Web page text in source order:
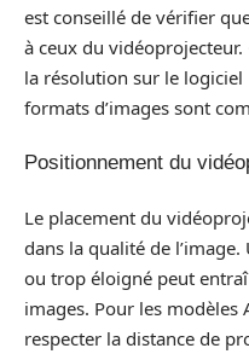
est conseillé de vérifier
à ceux du vidéoprojecteur.
la résolution sur le logiciel
formats d’images sont
Positionnement du
Le placement du
dans la qualité de
ou trop éloigné peut
images. Pour les modèles
respecter la distance de